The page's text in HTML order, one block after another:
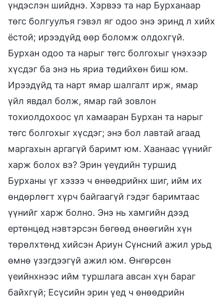
үндэслэн шийднэ. Хэрвээ та нар Бурханаар
төгс болгуулъя гэвэл яг одоо энэ эринд л хийх
ёстой; ирээдүйд өөр боломж олдохгүй.
Бурхан одоо та нарыг төгс болгохыг үнэхээр
хүсдэг ба энэ нь яриа төдийхөн биш юм.
Ирээдүйд та нарт ямар шалгалт ирж, ямар
үйл явдал болж, ямар гай зовлон
тохиолдохоос үл хамааран Бурхан та нарыг
төгс болгохыг хүсдэг; энэ бол лавтай агаад
маргахын аргагүй баримт юм. Хаанаас үүнийг
харж болох вэ? Эрин үеүдийн туршид
Бурханы үг хэзээ ч өнөөдрийнх шиг, ийм их
өндөрлөгт хүрч байгаагүй гэдэг баримтаас
үүнийг харж болно. Энэ нь хамгийн дээд
ертөнцөд нэвтэрсэн бөгөөд өнөөгийн хүн
төрөлхтөнд хийсэн Ариун Сүнсний ажил урьд
өмнө үзэгдээгүй ажил юм. Өнгөрсөн
үеийнхнээс ийм туршлага авсан хүн бараг
байхгүй; Есүсийн эрин үед ч өнөөдрийн